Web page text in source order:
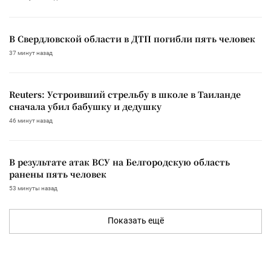
В Свердловской области в ДТП погибли пять человек
37 минут назад
Reuters: Устроивший стрельбу в школе в Таиланде
сначала убил бабушку и дедушку
46 минут назад
В результате атак ВСУ на Белгородскую область
ранены пять человек
53 минуты назад
Показать ещё